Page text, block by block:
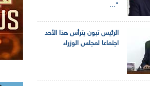
"...
الرئيس تبون يترأس هذا الأحد
اجتماعا لمجلس الوزراء